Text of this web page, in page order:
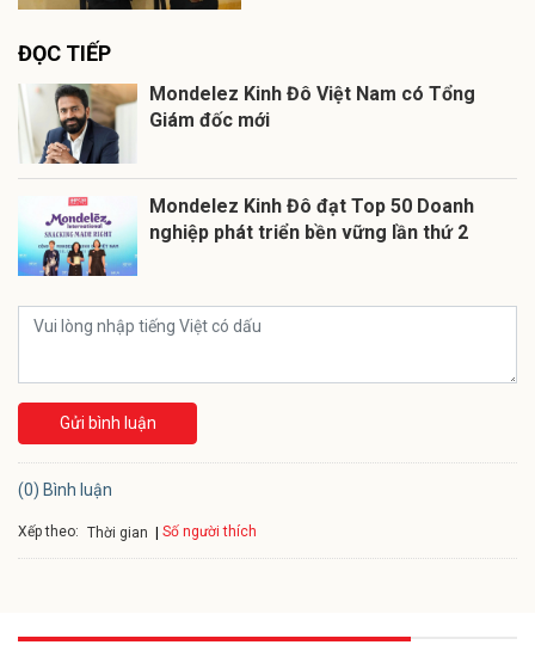
ĐỌC TIẾP
Mondelez Kinh Đô Việt Nam có Tổng
Giám đốc mới
Mondelez Kinh Đô đạt Top 50 Doanh
nghiệp phát triển bền vững lần thứ 2
Gửi bình luận
(0) Bình luận
Xếp theo: Thời gian Số người thích